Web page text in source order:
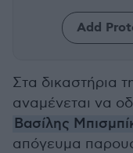
Add
Στα δικαστήρια
αναμένεται να
Βασίλης
απόγευμα